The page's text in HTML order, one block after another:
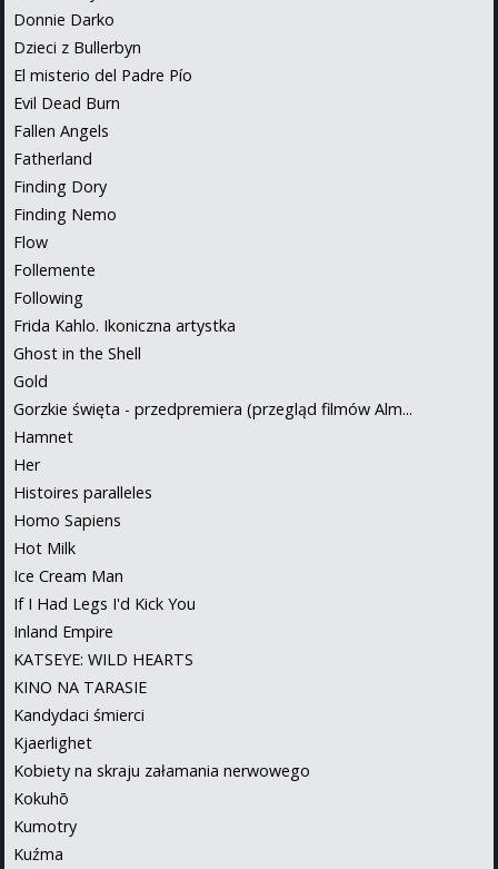
Donnie Darko
Dzieci z Bullerbyn
El misterio del Padre Pío
Evil Dead Burn
Fallen Angels
Fatherland
Finding Dory
Finding Nemo
Flow
Follemente
Following
Frida Kahlo. Ikoniczna artystka
Ghost in the Shell
Gold
Gorzkie święta - przedpremiera (przegląd filmów Alm...
Hamnet
Her
Histoires paralleles
Homo Sapiens
Hot Milk
Ice Cream Man
If I Had Legs I'd Kick You
Inland Empire
KATSEYE: WILD HEARTS
KINO NA TARASIE
Kandydaci śmierci
Kjaerlighet
Kobiety na skraju załamania nerwowego
Kokuhō
Kumotry
Kuźma